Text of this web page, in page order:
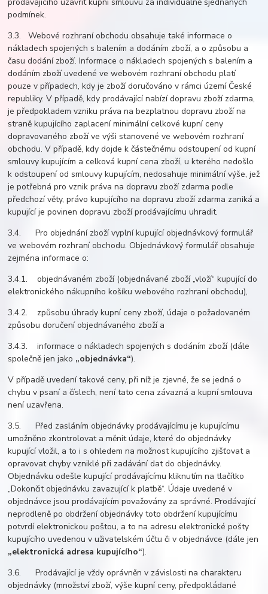
podmínek.
3.3. Webové rozhraní obchodu obsahuje také informace o
nákladech spojených s balením a dodáním zboží, a o způsobu a
času dodání zboží. Informace o nákladech spojených s balením a
dodáním zboží uvedené ve webovém rozhraní obchodu platí
pouze v případech, kdy je zboží doručováno v rámci území České
republiky. V případě, kdy prodávající nabízí dopravu zboží zdarma,
je předpokladem vzniku práva na bezplatnou dopravu zboží na
straně kupujícího zaplacení minimální celkové kupní ceny
dopravovaného zboží ve výši stanovené ve webovém rozhraní
obchodu. V případě, kdy dojde k částečnému odstoupení od kupní
smlouvy kupujícím a celková kupní cena zboží, u kterého nedošlo
k odstoupení od smlouvy kupujícím, nedosahuje minimální výše, jež
je potřebná pro vznik práva na dopravu zboží zdarma podle
předchozí věty, právo kupujícího na dopravu zboží zdarma zaniká a
kupující je povinen dopravu zboží prodávajícímu uhradit.
3.4. Pro objednání zboží vyplní kupující objednávkový formulář
ve webovém rozhraní obchodu. Objednávkový formulář obsahuje
zejména informace o:
3.4.1. objednávaném zboží (objednávané zboží „vloží“ kupující do
elektronického nákupního košíku webového rozhraní obchodu),
3.4.2. způsobu úhrady kupní ceny zboží, údaje o požadovaném
způsobu doručení objednávaného zboží a
3.4.3. informace o nákladech spojených s dodáním zboží (dále
společně jen jako „objednávka“).
V případě uvedení takové ceny, při níž je zjevné, že se jedná o
chybu v psaní a číslech, není tato cena závazná a kupní smlouva
není uzavřena.
3.5. Před zasláním objednávky prodávajícímu je kupujícímu
umožněno zkontrolovat a měnit údaje, které do objednávky
kupující vložil, a to i s ohledem na možnost kupujícího zjišťovat a
opravovat chyby vzniklé při zadávání dat do objednávky.
Objednávku odešle kupující prodávajícímu kliknutím na tlačítko
„Dokončit objednávku zavazující k platbě“. Údaje uvedené v
objednávce jsou prodávajícím považovány za správné. Prodávající
neprodleně po obdržení objednávky toto obdržení kupujícímu
potvrdí elektronickou poštou, a to na adresu elektronické pošty
kupujícího uvedenou v uživatelském účtu či v objednávce (dále jen
„elektronická adresa kupujícího“).
3.6. Prodávající je vždy oprávněn v závislosti na charakteru
objednávky (množství zboží, výše kupní ceny, předpokládané